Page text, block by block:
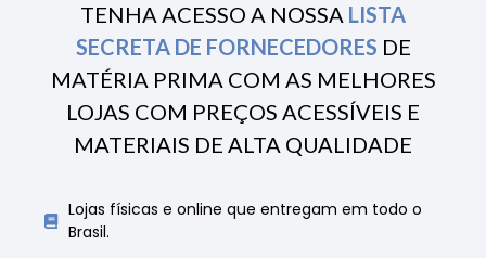
TENHA ACESSO A NOSSA LISTA
SECRETA DE FORNECEDORES DE
MATÉRIA PRIMA COM AS MELHORES
LOJAS COM PREÇOS ACESSÍVEIS E
MATERIAIS DE ALTA QUALIDADE
Lojas físicas e online que entregam em todo o
Brasil.